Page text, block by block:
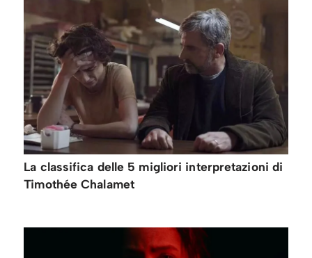
La classifica delle 5 migliori interpretazioni di
Timothée Chalamet